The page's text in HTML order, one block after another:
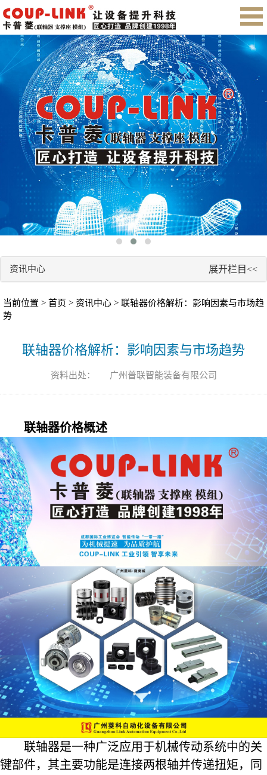
首页 关于我们 产品展示 售后服务
会员注册
资讯中心 展开栏目<<
当前位置 > 首页 > 资讯中心 > ​联轴器价格解析：影响因素与市场趋
势
​联轴器价格解析：影响因素与市场趋势
资料出处： 广州普联智能装备有限公司
联轴器价格概述
联轴器是一种广泛应用于机械传动系统中的关
键部件，其主要功能是连接两根轴并传递扭矩，同